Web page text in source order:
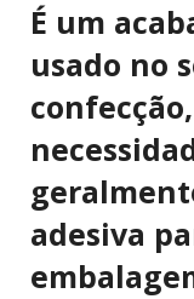
É um
usado no
adesiva